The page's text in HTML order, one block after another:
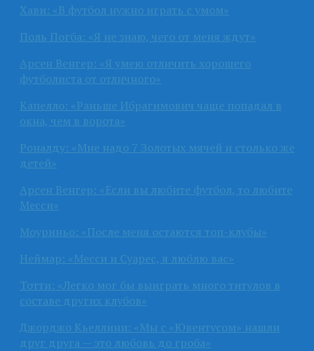
Хави: «В футбол нужно играть с умом»
Поль Погба: «Я не знаю, чего от меня ждут»
Арсен Венгер: «Я умею отличить хорошего
футболиста от отличного»
Капелло: «Раньше Ибрагимович чаще попадал в
окна, чем в ворота»
Роналду: «Мне надо 7 Золотых мячей и столько же
детей»
Арсен Венгер: «Если вы любите футбол, то любите
Месси»
Моуриньо: «После меня остаются топ-клубы»
Неймар: «Месси и Суарес, я люблю вас»
Тотти: «Легко мог бы выиграть много титулов в
составе других клубов»
Джорджо Кьеллини: «Мы с «Ювентусом» нашли
друг друга — это любовь до гроба»